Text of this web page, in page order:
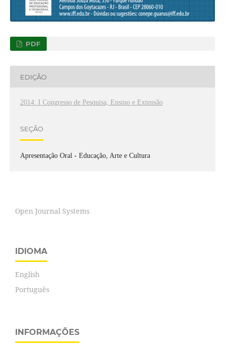
PDF
EDIÇÃO
2014: I Congresso de Pesquisa, Ensino e Extensão
SEÇÃO
Apresentação Oral - Educação, Arte e Cultura
Open Journal Systems
IDIOMA
English
Português
INFORMAÇÕES